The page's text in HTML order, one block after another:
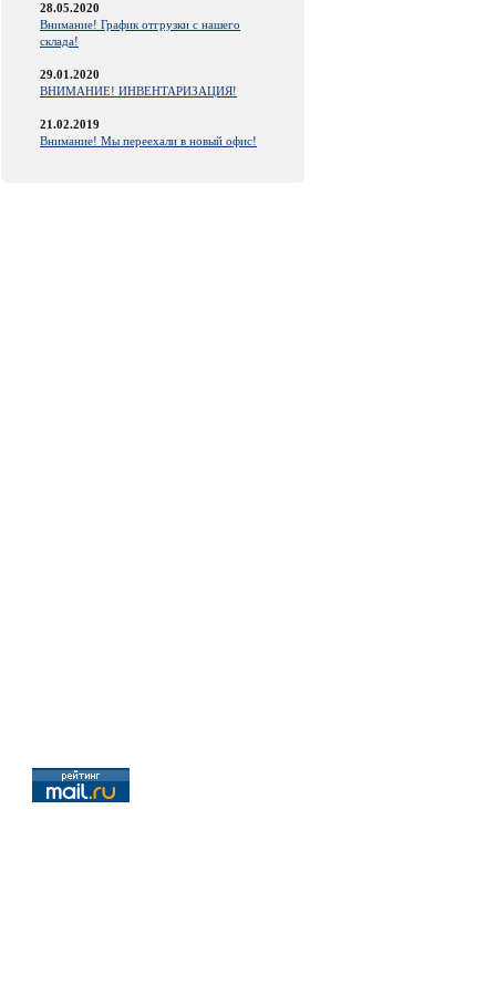
28.05.2020
Внимание! График отгрузки с нашего
склада!
29.01.2020
ВНИМАНИЕ! ИНВЕНТАРИЗАЦИЯ!
21.02.2019
Внимание! Мы переехали в новый офис!